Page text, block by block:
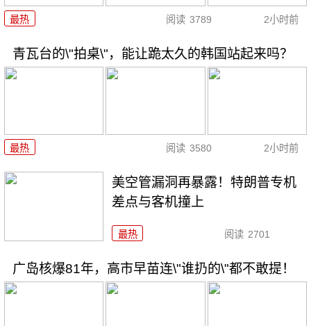
最热 阅读 3789 2小时前
青瓦台的\"拍桌\"，能让跪太久的韩国站起来吗？
最热 阅读 3580 2小时前
美空管漏洞再暴露！特朗普专机
差点与客机撞上
最热 阅读 2701
广岛核爆81年，高市早苗连\"谁扔的\"都不敢提！